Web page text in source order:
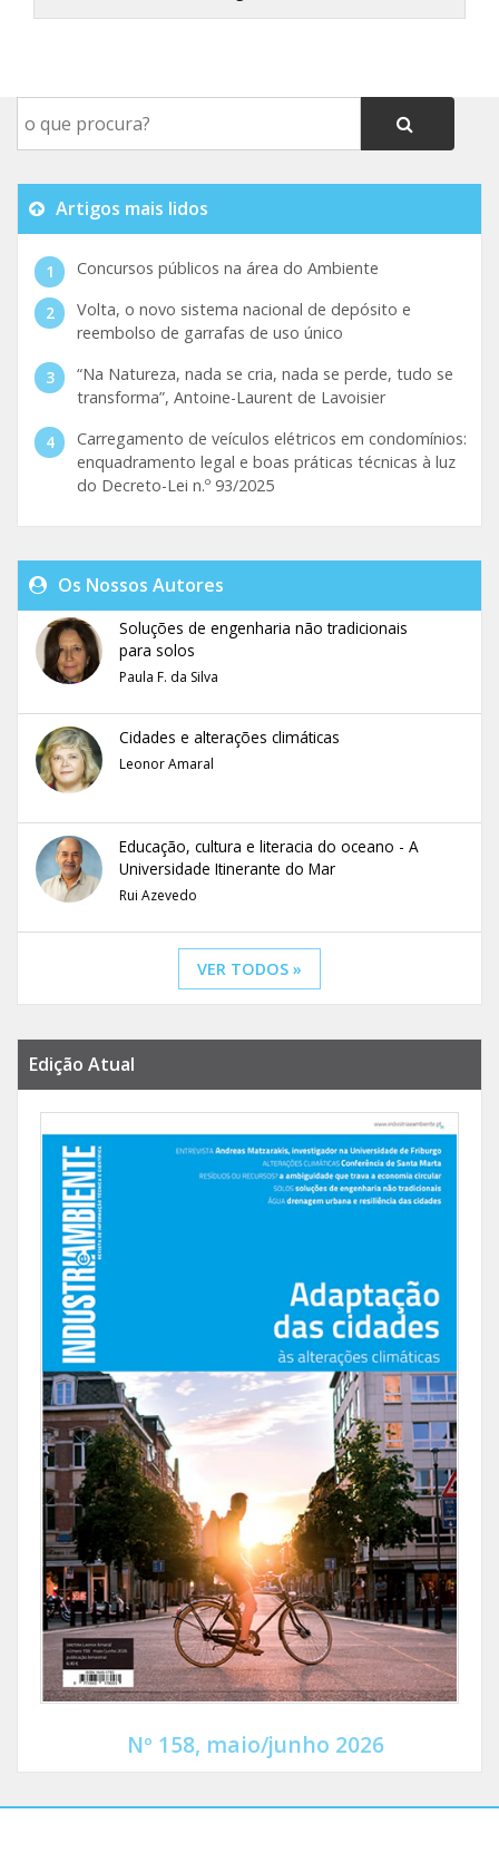
Artigos mais lidos
Concursos públicos na área do Ambiente
Volta, o novo sistema nacional de depósito e
reembolso de garrafas de uso único
“Na Natureza, nada se cria, nada se perde, tudo se
transforma”, Antoine-Laurent de Lavoisier
Carregamento de veículos elétricos em condomínios:
enquadramento legal e boas práticas técnicas à luz
do Decreto-Lei n.º 93/2025
Os Nossos Autores
Soluções de engenharia não tradicionais
para solos
Paula F. da Silva
Cidades e alterações climáticas
Leonor Amaral
Educação, cultura e literacia do oceano - A
Universidade Itinerante do Mar
Rui Azevedo
VER TODOS »
Edição Atual
Nº 158, maio/junho 2026